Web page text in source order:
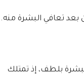
بعد تعافي البشرة منه.
بلطف، إذ تمتلك